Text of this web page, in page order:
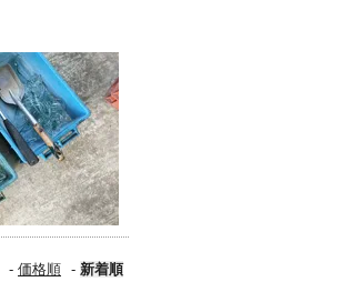
- 価格順 - 新着順